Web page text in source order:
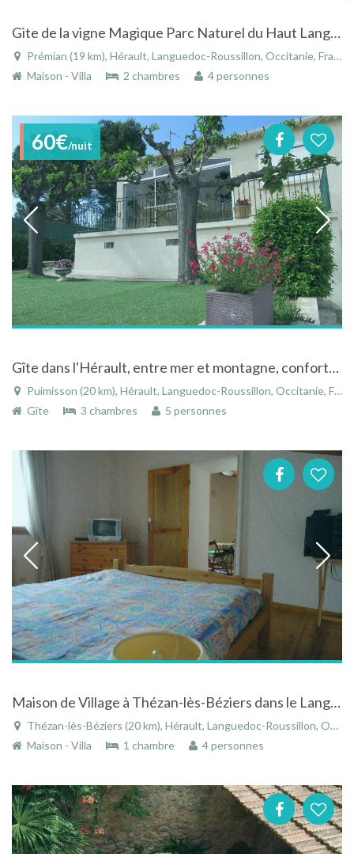
Gite de la vigne Magique Parc Naturel du Haut Languedoc
Prémian (19 km), Hérault, Languedoc-Roussillon, Occitanie, France
Maison - Villa
2 chambres 4 personnes
60€/nuit
Gîte dans l'Hérault, entre mer et montagne, confortable et très bien équipé.
Puimisson (20 km), Hérault, Languedoc-Roussillon, Occitanie, France
Gîte
3 chambres 5 personnes
Maison de Village à Thézan-lès-Béziers dans le Languedoc-Roussillon
Thézan-lès-Béziers (20 km), Hérault, Languedoc-Roussillon, Occitanie, France
Maison - Villa
1 chambre 4 personnes